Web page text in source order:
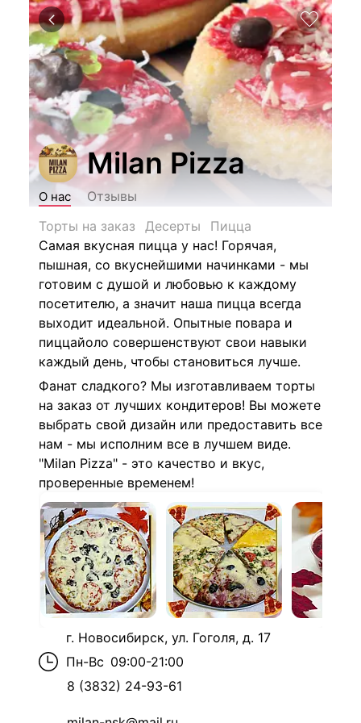
Milan Pizza
О нас
Отзывы
Торты на заказ
Десерты
Пицца
Самая вкусная пицца у нас! Горячая,
пышная, со вкуснейшими начинками - мы
готовим с душой и любовью к каждому
посетителю, а значит наша пицца всегда
выходит идеальной. Опытные повара и
пиццайоло совершенствуют свои навыки
каждый день, чтобы становиться лучше.
Фанат сладкого? Мы изготавливаем торты
на заказ от лучших кондитеров! Вы можете
выбрать свой дизайн или предоставить все
нам - мы исполним все в лучшем виде.
"Milan Pizza" - это качество и вкус,
проверенные временем!
г. Новосибирск, ул. Гоголя, д. 17
Пн-Вс 09:00-21:00
8 (3832) 24-93-61